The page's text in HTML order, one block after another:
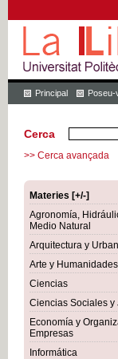
Principal Poseu-
Cerca
>> Cerca avançada
Materies [+/-]
Agronomía,
Medio Natural
Arquitectura y
Arte y Humanidades
Ciencias
Ciencias Sociales y
Economía y
Empresas
Informática